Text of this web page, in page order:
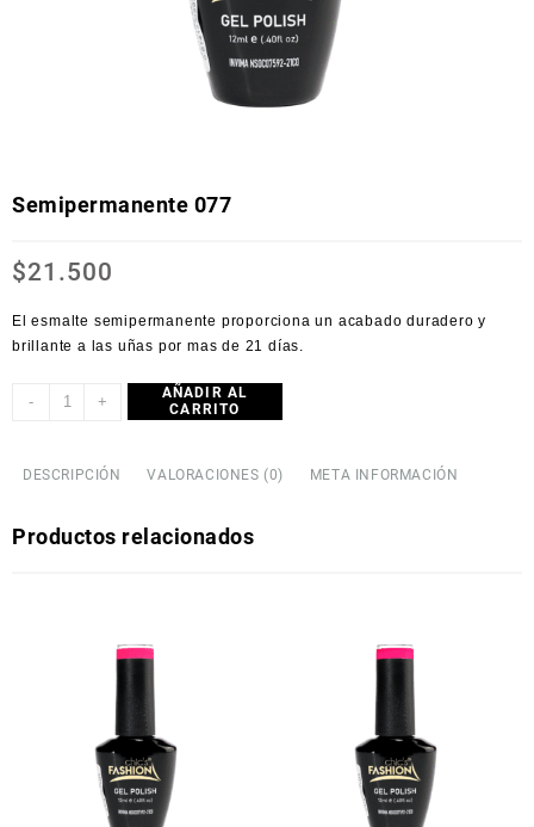
Semipermanente 077
$21.500
El esmalte semipermanente proporciona un acabado duradero y
brillante a las uñas por mas de 21 días.
- +
AÑADIR AL
CARRITO
DESCRIPCIÓN VALORACIONES (0) META INFORMACIÓN
Productos relacionados